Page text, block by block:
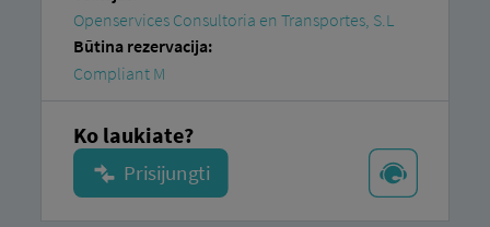
Openservices Consultoria en Transportes, S.L
Būtina rezervacija:
Compliant M
Ko laukiate?